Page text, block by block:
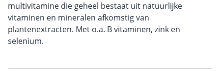
multivitamine die geheel bestaat uit natuurlijke
vitaminen en mineralen afkomstig van
plantenextracten. Met o.a. B vitaminen, zink en
selenium.